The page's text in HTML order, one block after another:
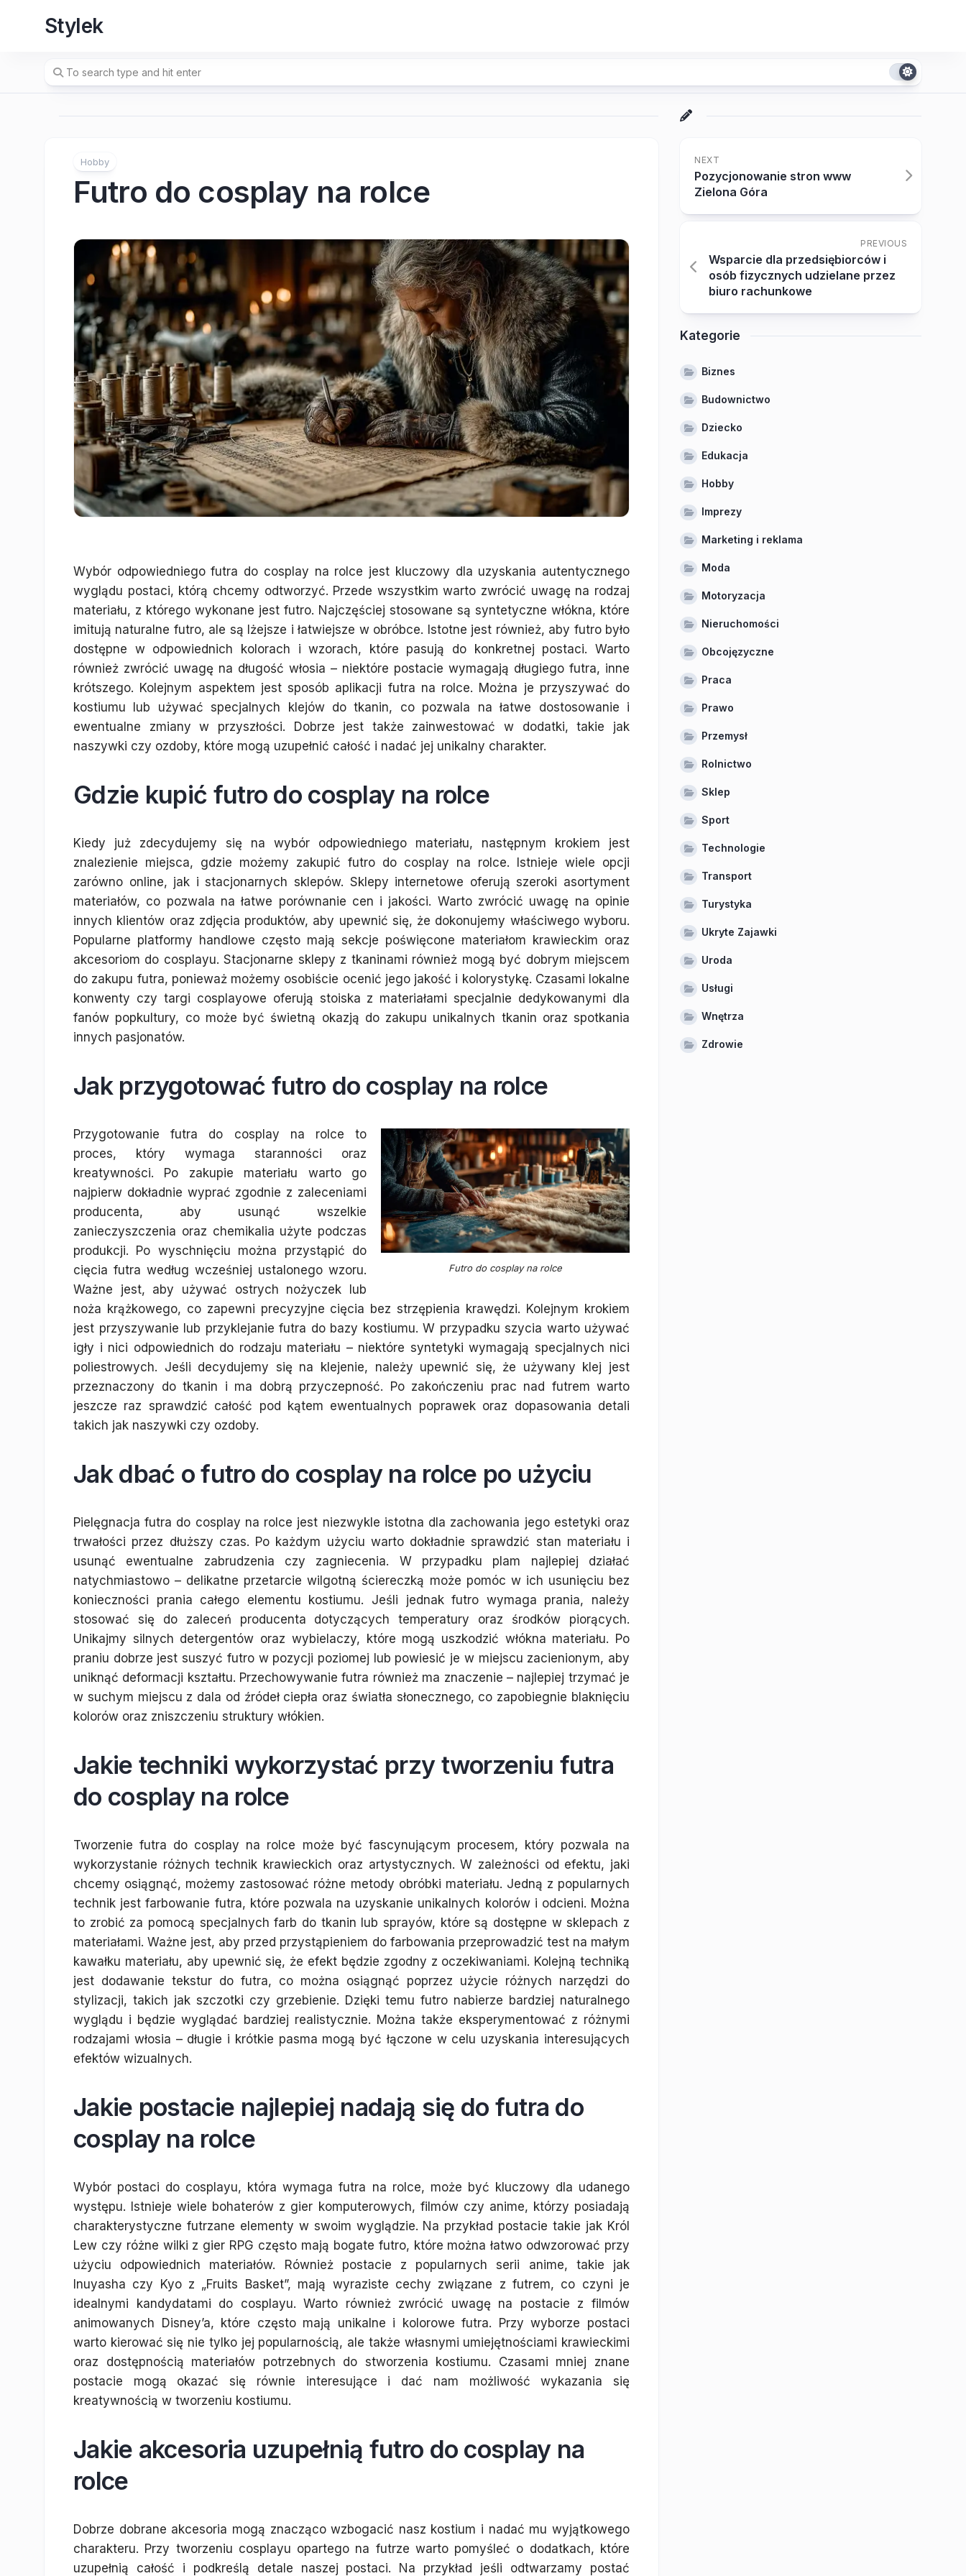
Stylek
Hobby
Futro do cosplay na rolce
Wybór odpowiedniego futra do cosplay na rolce jest kluczowy dla uzyskania autentycznego
wyglądu postaci, którą chcemy odtworzyć. Przede wszystkim warto zwrócić uwagę na rodzaj
materiału, z którego wykonane jest futro. Najczęściej stosowane są syntetyczne włókna, które
imitują naturalne futro, ale są lżejsze i łatwiejsze w obróbce. Istotne jest również, aby futro było
dostępne w odpowiednich kolorach i wzorach, które pasują do konkretnej postaci. Warto
również zwrócić uwagę na długość włosia – niektóre postacie wymagają długiego futra, inne
krótszego. Kolejnym aspektem jest sposób aplikacji futra na rolce. Można je przyszywać do
kostiumu lub używać specjalnych klejów do tkanin, co pozwala na łatwe dostosowanie i
ewentualne zmiany w przyszłości. Dobrze jest także zainwestować w dodatki, takie jak
naszywki czy ozdoby, które mogą uzupełnić całość i nadać jej unikalny charakter.
Gdzie kupić futro do cosplay na rolce
Kiedy już zdecydujemy się na wybór odpowiedniego materiału, następnym krokiem jest
znalezienie miejsca, gdzie możemy zakupić futro do cosplay na rolce. Istnieje wiele opcji
zarówno online, jak i stacjonarnych sklepów. Sklepy internetowe oferują szeroki asortyment
materiałów, co pozwala na łatwe porównanie cen i jakości. Warto zwrócić uwagę na opinie
innych klientów oraz zdjęcia produktów, aby upewnić się, że dokonujemy właściwego wyboru.
Popularne platformy handlowe często mają sekcje poświęcone materiałom krawieckim oraz
akcesoriom do cosplayu. Stacjonarne sklepy z tkaninami również mogą być dobrym miejscem
do zakupu futra, ponieważ możemy osobiście ocenić jego jakość i kolorystykę. Czasami lokalne
konwenty czy targi cosplayowe oferują stoiska z materiałami specjalnie dedykowanymi dla
fanów popkultury, co może być świetną okazją do zakupu unikalnych tkanin oraz spotkania
innych pasjonatów.
Jak przygotować futro do cosplay na rolce
Futro do cosplay na rolce
Przygotowanie futra do cosplay na rolce to
proces, który wymaga staranności oraz
kreatywności. Po zakupie materiału warto go
najpierw dokładnie wyprać zgodnie z zaleceniami
producenta, aby usunąć wszelkie
zanieczyszczenia oraz chemikalia użyte podczas
produkcji. Po wyschnięciu można przystąpić do
cięcia futra według wcześniej ustalonego wzoru.
Ważne jest, aby używać ostrych nożyczek lub
noża krążkowego, co zapewni precyzyjne cięcia bez strzępienia krawędzi. Kolejnym krokiem
jest przyszywanie lub przyklejanie futra do bazy kostiumu. W przypadku szycia warto używać
igły i nici odpowiednich do rodzaju materiału – niektóre syntetyki wymagają specjalnych nici
poliestrowych. Jeśli decydujemy się na klejenie, należy upewnić się, że używany klej jest
przeznaczony do tkanin i ma dobrą przyczepność. Po zakończeniu prac nad futrem warto
jeszcze raz sprawdzić całość pod kątem ewentualnych poprawek oraz dopasowania detali
takich jak naszywki czy ozdoby.
Jak dbać o futro do cosplay na rolce po użyciu
Pielęgnacja futra do cosplay na rolce jest niezwykle istotna dla zachowania jego estetyki oraz
trwałości przez dłuższy czas. Po każdym użyciu warto dokładnie sprawdzić stan materiału i
usunąć ewentualne zabrudzenia czy zagniecenia. W przypadku plam najlepiej działać
natychmiastowo – delikatne przetarcie wilgotną ściereczką może pomóc w ich usunięciu bez
konieczności prania całego elementu kostiumu. Jeśli jednak futro wymaga prania, należy
stosować się do zaleceń producenta dotyczących temperatury oraz środków piorących.
Unikajmy silnych detergentów oraz wybielaczy, które mogą uszkodzić włókna materiału. Po
praniu dobrze jest suszyć futro w pozycji poziomej lub powiesić je w miejscu zacienionym, aby
uniknąć deformacji kształtu. Przechowywanie futra również ma znaczenie – najlepiej trzymać je
w suchym miejscu z dala od źródeł ciepła oraz światła słonecznego, co zapobiegnie blaknięciu
kolorów oraz zniszczeniu struktury włókien.
Jakie techniki wykorzystać przy tworzeniu futra
do cosplay na rolce
Tworzenie futra do cosplay na rolce może być fascynującym procesem, który pozwala na
wykorzystanie różnych technik krawieckich oraz artystycznych. W zależności od efektu, jaki
chcemy osiągnąć, możemy zastosować różne metody obróbki materiału. Jedną z popularnych
technik jest farbowanie futra, które pozwala na uzyskanie unikalnych kolorów i odcieni. Można
to zrobić za pomocą specjalnych farb do tkanin lub sprayów, które są dostępne w sklepach z
materiałami. Ważne jest, aby przed przystąpieniem do farbowania przeprowadzić test na małym
kawałku materiału, aby upewnić się, że efekt będzie zgodny z oczekiwaniami. Kolejną techniką
jest dodawanie tekstur do futra, co można osiągnąć poprzez użycie różnych narzędzi do
stylizacji, takich jak szczotki czy grzebienie. Dzięki temu futro nabierze bardziej naturalnego
wyglądu i będzie wyglądać bardziej realistycznie. Można także eksperymentować z różnymi
rodzajami włosia – długie i krótkie pasma mogą być łączone w celu uzyskania interesujących
efektów wizualnych.
Jakie postacie najlepiej nadają się do futra do
cosplay na rolce
Wybór postaci do cosplayu, która wymaga futra na rolce, może być kluczowy dla udanego
występu. Istnieje wiele bohaterów z gier komputerowych, filmów czy anime, którzy posiadają
charakterystyczne futrzane elementy w swoim wyglądzie. Na przykład postacie takie jak Król
Lew czy różne wilki z gier RPG często mają bogate futro, które można łatwo odwzorować przy
użyciu odpowiednich materiałów. Również postacie z popularnych serii anime, takie jak
Inuyasha czy Kyo z „Fruits Basket”, mają wyraziste cechy związane z futrem, co czyni je
idealnymi kandydatami do cosplayu. Warto również zwrócić uwagę na postacie z filmów
animowanych Disney’a, które często mają unikalne i kolorowe futra. Przy wyborze postaci
warto kierować się nie tylko jej popularnością, ale także własnymi umiejętnościami krawieckimi
oraz dostępnością materiałów potrzebnych do stworzenia kostiumu. Czasami mniej znane
postacie mogą okazać się równie interesujące i dać nam możliwość wykazania się
kreatywnością w tworzeniu kostiumu.
Jakie akcesoria uzupełnią futro do cosplay na
rolce
Dobrze dobrane akcesoria mogą znacząco wzbogacić nasz kostium i nadać mu wyjątkowego
charakteru. Przy tworzeniu cosplayu opartego na futrze warto pomyśleć o dodatkach, które
uzupełnią całość i podkreślą detale naszej postaci. Na przykład jeśli odtwarzamy postać
NEXT
Pozycjonowanie stron www
Zielona Góra
PREVIOUS
Wsparcie dla przedsiębiorców i
osób fizycznych udzielane przez
biuro rachunkowe
Kategorie
Biznes
Budownictwo
Dziecko
Edukacja
Hobby
Imprezy
Marketing i reklama
Moda
Motoryzacja
Nieruchomości
Obcojęzyczne
Praca
Prawo
Przemysł
Rolnictwo
Sklep
Sport
Technologie
Transport
Turystyka
Ukryte Zajawki
Uroda
Usługi
Wnętrza
Zdrowie